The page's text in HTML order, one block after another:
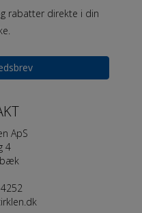
rabatter direkte i din
ApS
4